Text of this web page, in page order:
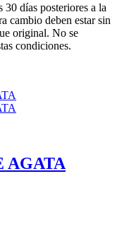
30 días posteriores a la
cambio deben estar sin
original. No se
condiciones.
AGATA